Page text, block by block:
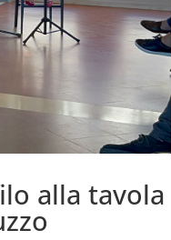
alla tavola